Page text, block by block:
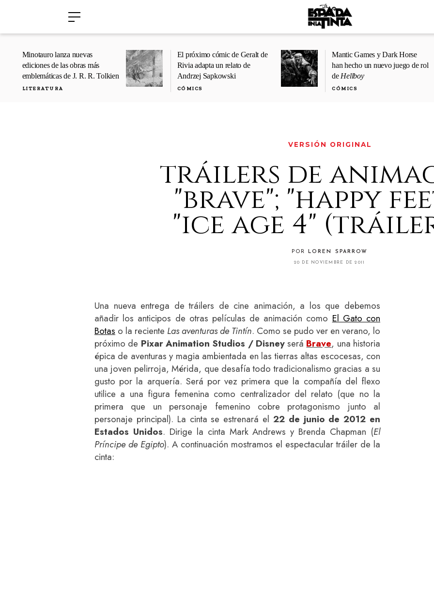
Minotauro lanza nuevas
ediciones de las obras más
emblemáticas de J. R. R. Tolkien
LITERATURA
El próximo cómic de Geralt de
Rivia adapta un relato de
Andrzej Sapkowski
CÓMICS
Mantic Games y Dark Horse
han hecho un nuevo juego de rol
de Hellboy
CÓMICS
VERSIÓN ORIGINAL
tráilers de
"brave"; "happy
"ice age 4"
POR LOREN SPARROW
20 DE NOVIEMBRE DE 2011
Una nueva entrega de tráilers de cine animación, a los que debemos
añadir los anticipos de otras películas de animación como El Gato con
Botas o la reciente Las aventuras de Tintín. Como se pudo ver en verano, lo
próximo de Pixar Animation Studios / Disneyserá Brave, una historia
épica de aventuras y magia ambientada en las tierras altas escocesas, con
una joven pelirroja, Mérida, que desafía todo tradicionalismo gracias a su
gusto por la arquería. Será por vez primera que la compañía del flexo
utilice a una figura femenina como centralizador del relato (que no la
primera que un personaje femenino cobre protagonismo junto al
personaje principal). La cinta se estrenará el 22 de junio de 2012 en
Estados Unidos. Dirige la cinta Mark Andrews y Brenda Chapman (El
Príncipe de Egipto). A continuación mostramos el espectacular tráiler de la
cinta:
›